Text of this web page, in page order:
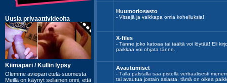
Huumoriosasto
- Vitsejä ja vaikkapa omia kohelluksia!
X-files
- Tänne joko katoaa tai täältä voi löytää! Eli
paikkaa voi ohjata tänne.
Avautumiset
- Tällä palstalla saa pistellä verbaalisesti
tai avautua jostain asiasta, tämä on oikea